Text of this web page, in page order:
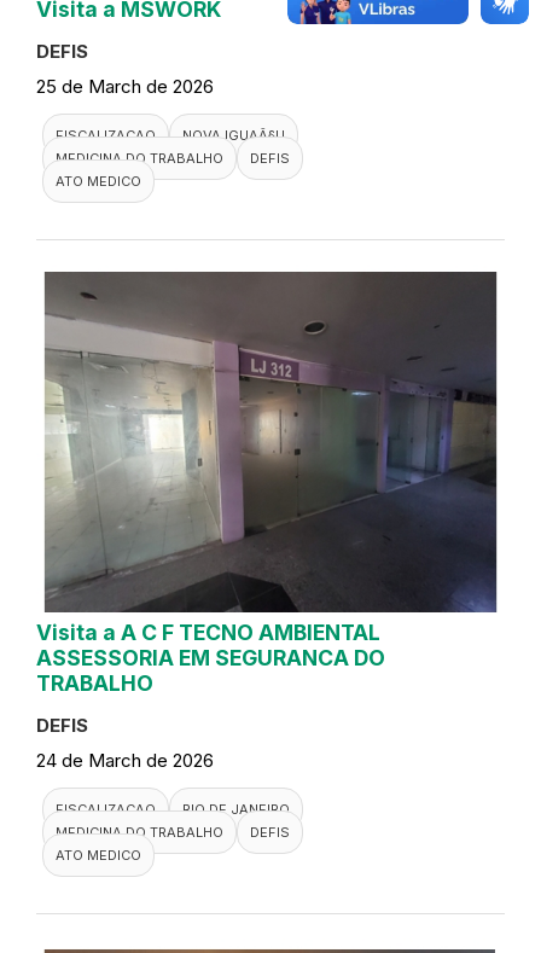
Visita a MSWORK
DEFIS
25 de March de 2026
FISCALIZACAO
NOVA IGUAÃ§U
MEDICINA DO TRABALHO
DEFIS
ATO MEDICO
Visita a A C F TECNO AMBIENTAL
ASSESSORIA EM SEGURANCA DO
TRABALHO
DEFIS
24 de March de 2026
FISCALIZACAO
RIO DE JANEIRO
MEDICINA DO TRABALHO
DEFIS
ATO MEDICO